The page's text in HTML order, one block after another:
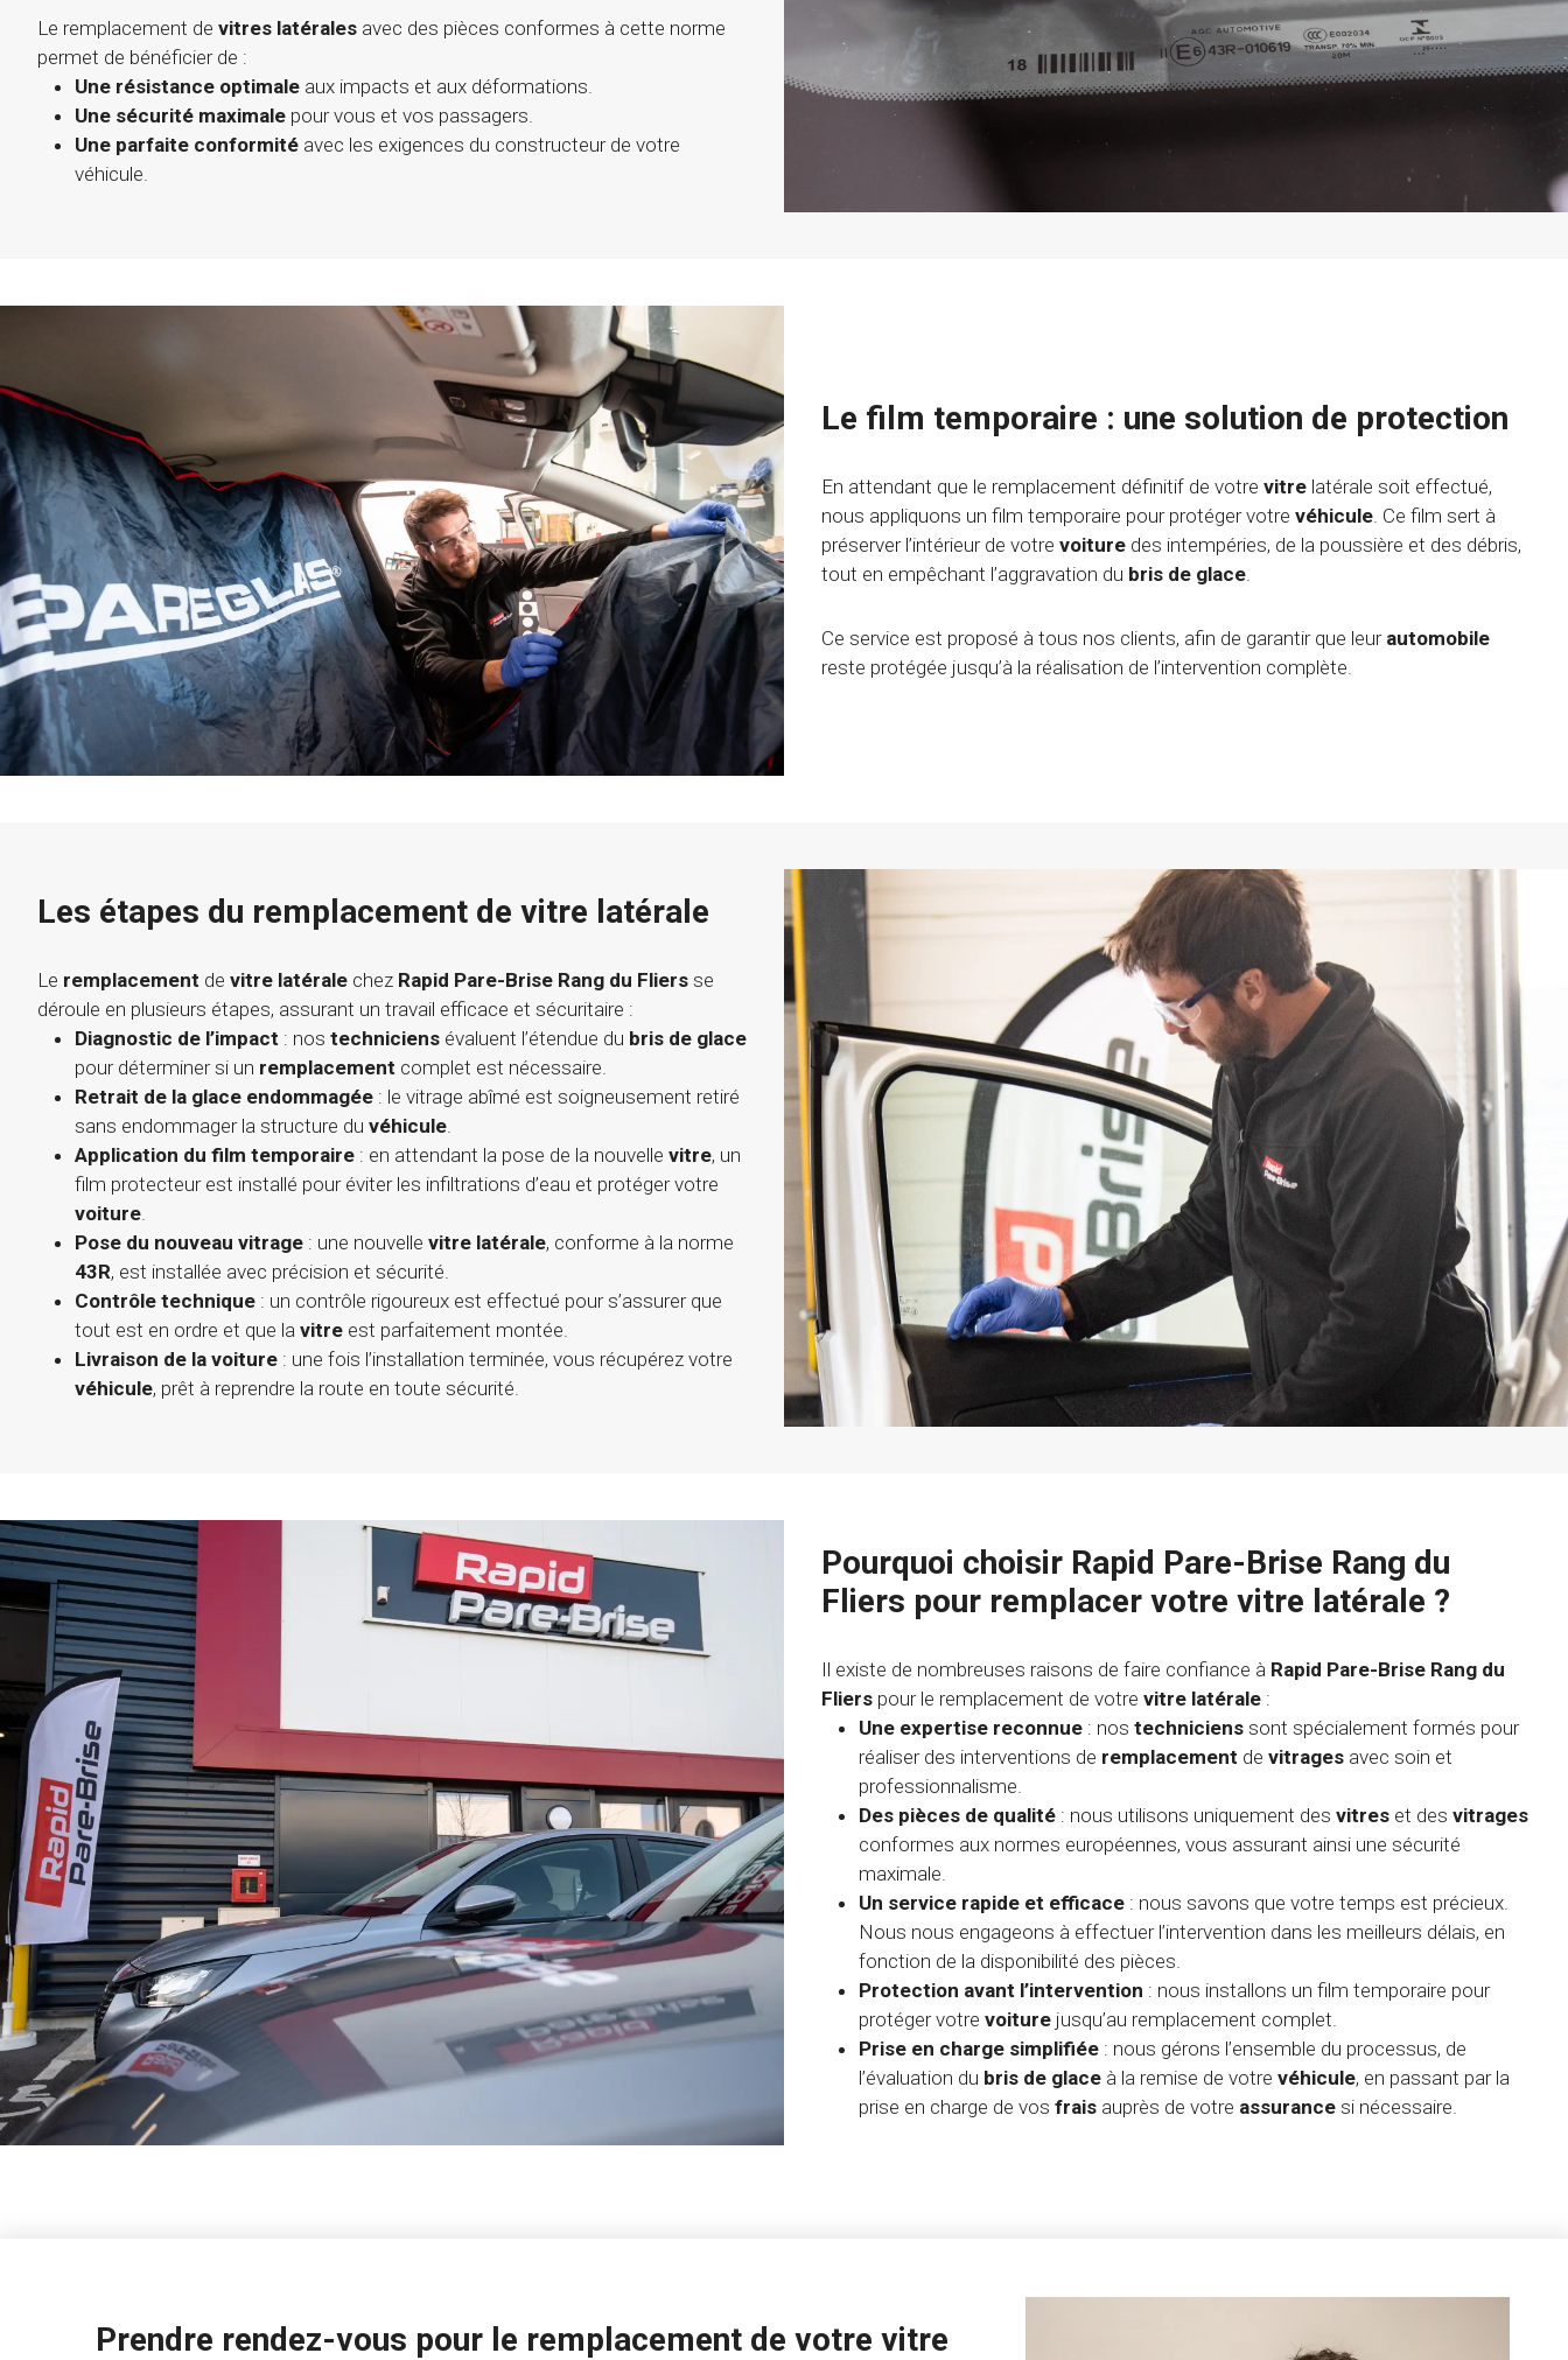
Le remplacement de vitres latérales avec des pièces conformes à cette norme
permet de bénéficier de :
Une résistance optimale aux impacts et aux déformations.
Une sécurité maximale pour vous et vos passagers.
Une parfaite conformité avec les exigences du constructeur de votre
véhicule.
Le film temporaire : une solution de protection
En attendant que le remplacement définitif de votre vitre latérale soit effectué,
nous appliquons un film temporaire pour protéger votre véhicule. Ce film sert à
préserver l’intérieur de votre voiture des intempéries, de la poussière et des débris,
tout en empêchant l’aggravation du bris de glace.
Ce service est proposé à tous nos clients, afin de garantir que leur automobile
reste protégée jusqu’à la réalisation de l’intervention complète.
Les étapes du remplacement de vitre latérale
Le remplacement de vitre latérale chez Rapid Pare-Brise Rang du Fliers se
déroule en plusieurs étapes, assurant un travail efficace et sécuritaire :
Diagnostic de l’impact : nos techniciens évaluent l’étendue du bris de glace
pour déterminer si un remplacement complet est nécessaire.
Retrait de la glace endommagée : le vitrage abîmé est soigneusement retiré
sans endommager la structure du véhicule.
Application du film temporaire : en attendant la pose de la nouvelle vitre, un
film protecteur est installé pour éviter les infiltrations d’eau et protéger votre
voiture.
Pose du nouveau vitrage : une nouvelle vitre latérale, conforme à la norme
43R, est installée avec précision et sécurité.
Contrôle technique : un contrôle rigoureux est effectué pour s’assurer que
tout est en ordre et que la vitre est parfaitement montée.
Livraison de la voiture : une fois l’installation terminée, vous récupérez votre
véhicule, prêt à reprendre la route en toute sécurité.
Pourquoi choisir Rapid Pare-Brise Rang du
Fliers pour remplacer votre vitre latérale ?
Il existe de nombreuses raisons de faire confiance à Rapid Pare-Brise Rang du
Fliers pour le remplacement de votre vitre latérale :
Une expertise reconnue : nos techniciens sont spécialement formés pour
réaliser des interventions de remplacement de vitrages avec soin et
professionnalisme.
Des pièces de qualité : nous utilisons uniquement des vitres et des vitrages
conformes aux normes européennes, vous assurant ainsi une sécurité
maximale.
Un service rapide et efficace : nous savons que votre temps est précieux.
Nous nous engageons à effectuer l’intervention dans les meilleurs délais, en
fonction de la disponibilité des pièces.
Protection avant l’intervention : nous installons un film temporaire pour
protéger votre voiture jusqu’au remplacement complet.
Prise en charge simplifiée : nous gérons l’ensemble du processus, de
l’évaluation du bris de glace à la remise de votre véhicule, en passant par la
prise en charge de vos frais auprès de votre assurance si nécessaire.
Prendre rendez-vous pour le remplacement de votre vitre